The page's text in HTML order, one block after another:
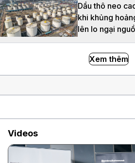
Videos
Dầu thô neo
khi khủng
lên lo ngại
Xem thêm